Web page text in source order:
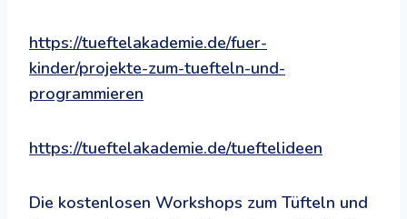
https://tueftelakademie.de/fuer-
kinder/projekte-zum-tuefteln-und-
programmieren
https://tueftelakademie.de/tueftelideen
Die kostenlosen Workshops zum Tüfteln und